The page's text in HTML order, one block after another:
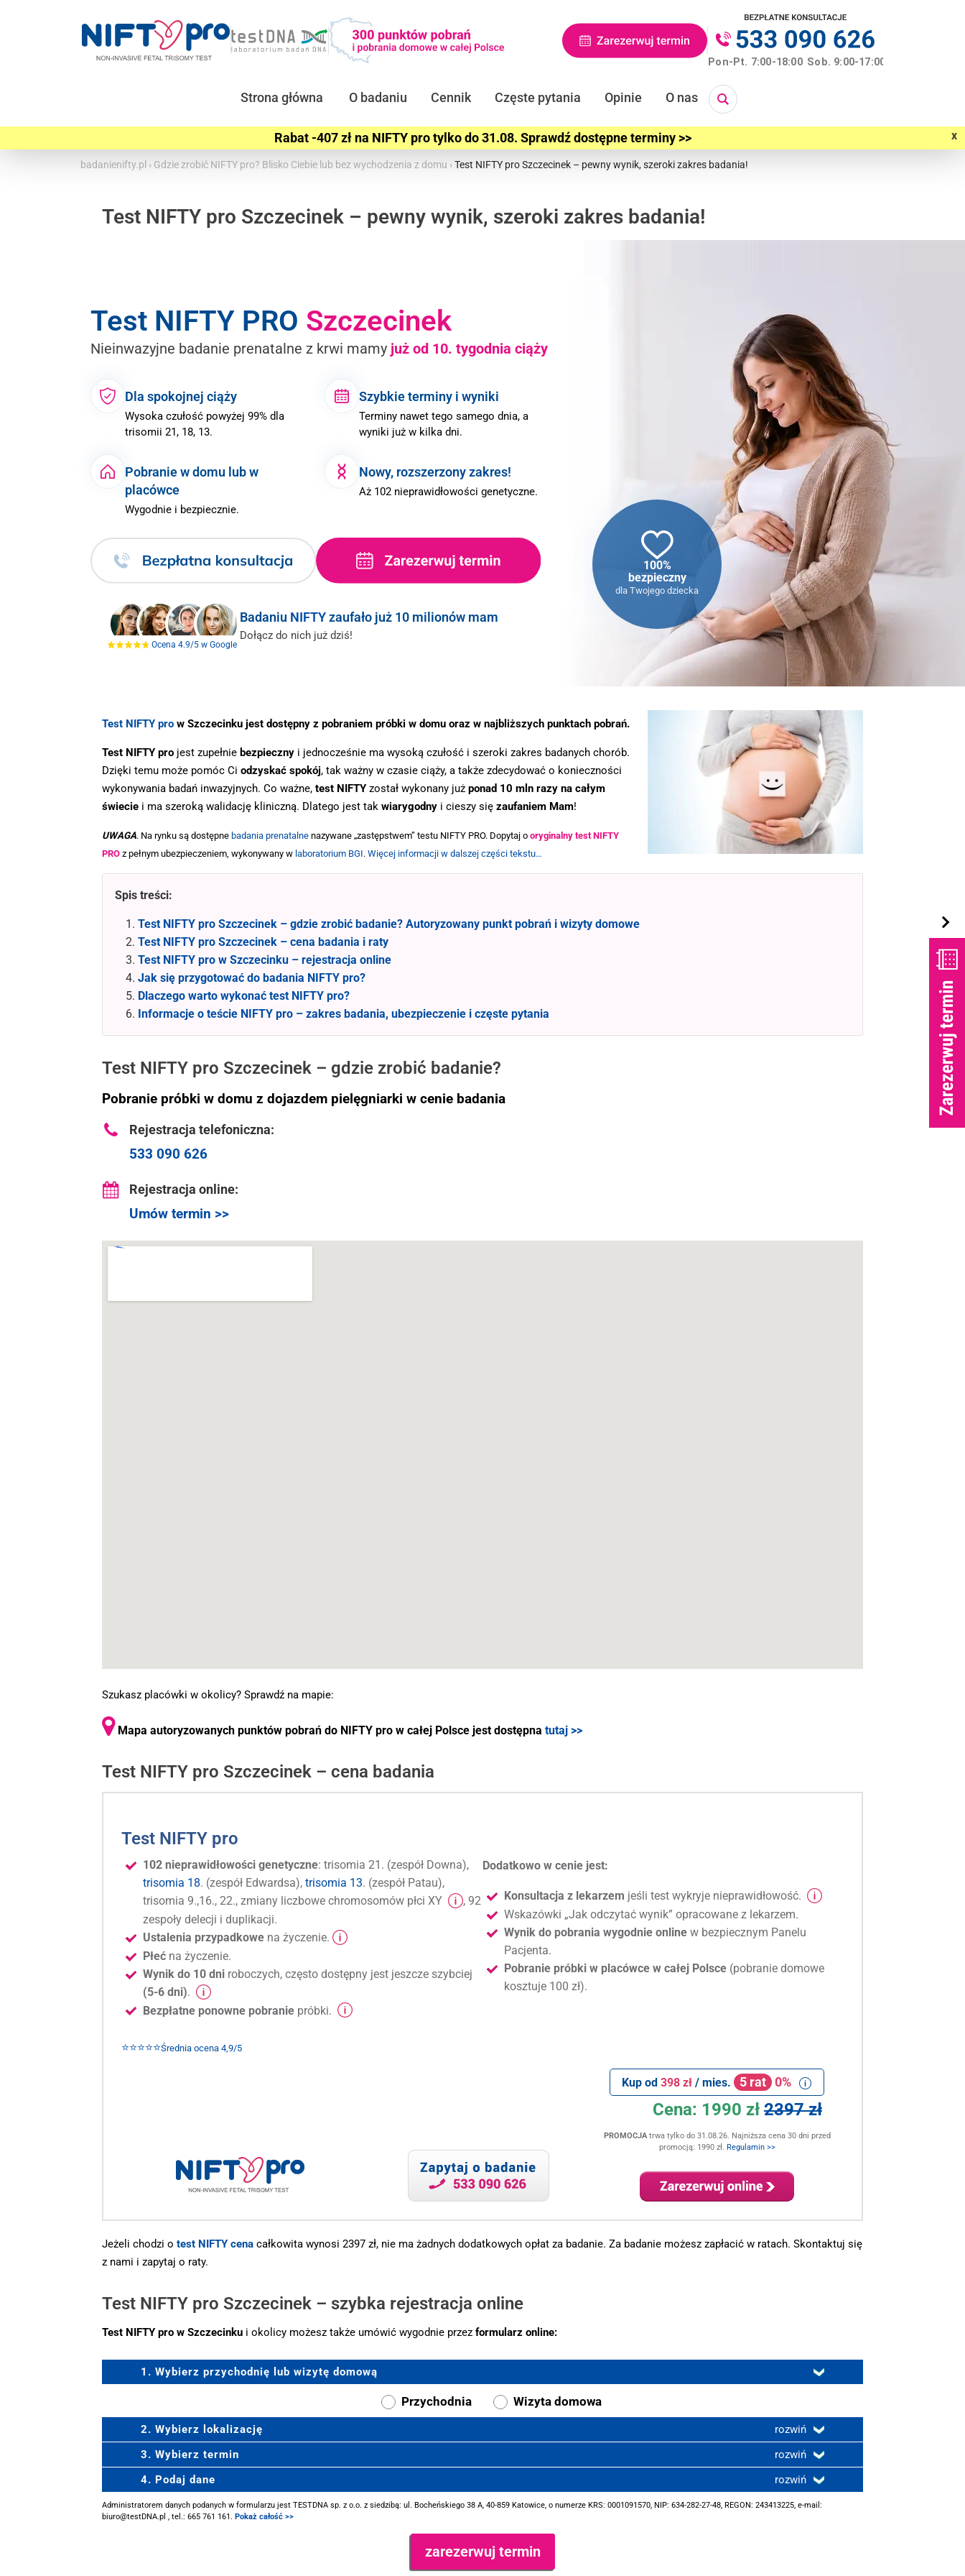
Strona główna O badaniu Cennik Częste pytania Opinie O nas
Rabat -407 zł na NIFTY pro tylko do 31.08. Sprawdź dostępne terminy >> x
badanienifty.pl › Gdzie zrobić NIFTY pro? Blisko Ciebie lub bez wychodzenia z domu ›Test NIFTY pro Szczecinek – pewny wynik, szeroki zakres badania!
Test NIFTY pro Szczecinek – pewny wynik, szeroki zakres badania!
Test NIFTY PRO Szczecinek
Nieinwazyjne badanie prenatalne z krwi mamy już od 10. tygodnia ciąży
Dla spokojnej ciąży
Wysoka czułość powyżej 99% dla
trisomii 21, 18, 13.
Szybkie terminy i wyniki
Terminy nawet tego samego dnia, a
wyniki już w kilka dni.
Pobranie w domu lub w
placówce
Wygodnie i bezpiecznie.
Nowy, rozszerzony zakres!
Aż 102 nieprawidłowości genetyczne.
Ocena 4.9/5 w Google
Badaniu NIFTYzaufało już 10 milionów mam
Dołącz do nich już dziś!
100%
bezpieczny
dla Twojego dziecka
Test NIFTY pro w Szczecinku jest dostępny z pobraniem próbki w domu oraz w najbliższych punktach pobrań.
Test NIFTY pro jest zupełnie bezpieczny i jednocześnie ma wysoką czułość i szeroki zakres badanych chorób.
Dzięki temu może pomóc Ci odzyskać spokój, tak ważny w czasie ciąży, a także zdecydować o konieczności
wykonywania badań inwazyjnych. Co ważne, test NIFTY został wykonany już ponad 10 mln razy na całym
świecie i ma szeroką walidację kliniczną. Dlatego jest tak wiarygodny i cieszy się zaufaniem Mam!
UWAGA. Na rynku są dostępne badania prenatalne nazywane „zastępstwem” testu NIFTY PRO. Dopytaj o oryginalny test NIFTY
PRO z pełnym ubezpieczeniem, wykonywany w laboratorium BGI. Więcej informacji w dalszej części tekstu…
Spis treści:
Test NIFTY pro Szczecinek – gdzie zrobić badanie? Autoryzowany punkt pobrań i wizyty domowe
Test NIFTY pro Szczecinek – cena badania i raty
Test NIFTY pro w Szczecinku – rejestracja online
Jak się przygotować do badania NIFTY pro?
Dlaczego warto wykonać test NIFTY pro?
Informacje o teście NIFTY pro – zakres badania, ubezpieczenie i częste pytania
Test NIFTY pro Szczecinek – gdzie zrobić badanie?
Pobranie próbki w domu z dojazdem pielęgniarki w cenie badania
Rejestracja telefoniczna:
533 090 626
Rejestracja online:
Umów termin >>
Szukasz placówki w okolicy? Sprawdź na mapie:
Mapa autoryzowanych punktów pobrań do NIFTY pro w całej Polsce jest dostępna tutaj >>
Test NIFTY pro Szczecinek – cena badania
Test NIFTY pro
102 nieprawidłowości genetyczne: trisomia 21. (zespół Downa),
trisomia 18. (zespół Edwardsa), trisomia 13. (zespół Patau),
trisomia 9.,16., 22., zmiany liczbowe chromosomów płci XY
, 92
zespoły delecji i duplikacji.
Ustalenia przypadkowe na życzenie.
Płeć na życzenie.
Wynik do 10 dni roboczych, często dostępny jest jeszcze szybciej
(5-6 dni).
Bezpłatne ponowne pobranie próbki.
Dodatkowo w cenie jest:
Konsultacja z lekarzem jeśli test wykryje nieprawidłowość.
Wskazówki „Jak odczytać wynik” opracowane z lekarzem.
Wynik do pobrania wygodnie online w bezpiecznym Panelu
Pacjenta.
Pobranie próbki w placówce w całej Polsce (pobranie domowe
kosztuje 100 zł).
⭐⭐⭐⭐⭐Średnia ocena 4,9/5
Kup od398 zł / mies. 5 rat 0%
Cena: 1990 zł 2397 zł
PROMOCJAtrwa tylko do 31.08.26. Najniższa cena 30 dni przed
promocją: 1990 zł. Regulamin >>
Jeżeli chodzi o test NIFTY cena całkowita wynosi 2397 zł, nie ma żadnych dodatkowych opłat za badanie. Za badanie możesz zapłacić w ratach. Skontaktuj się
z nami i zapytaj o raty.
Test NIFTY pro Szczecinek – szybka rejestracja online
Test NIFTY pro w Szczecinku i okolicy możesz także umówić wygodnie przez formularz online:
1. Wybierz przychodnię lub wizytę domową
Przychodnia Wizyta domowa
2. Wybierz lokalizację
rozwiń
3. Wybierz termin
rozwiń
4. Podaj dane
rozwiń
Administratorem danych podanych w formularzu jest TESTDNA sp. z o.o. z siedzibą: ul. Bocheńskiego 38 A, 40-859 Katowice, o numerze KRS: 0001091570, NIP: 634-282-27-48, REGON: 243413225, e-mail:
biuro@testDNA.pl , tel.: 665 761 161. Pokaż całość >>